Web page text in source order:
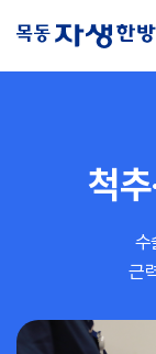
추천 검색어
#
#
척추
수
근